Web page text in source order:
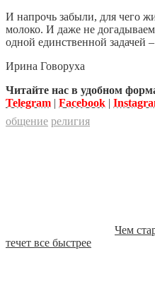
И напрочь забыли, для чего
молоко. И даже не
одной единственной задачей
Ирина Говоруха
Читайте нас в удобном
Telegram | Facebook |
общение религия
Чем
течет все быстрее